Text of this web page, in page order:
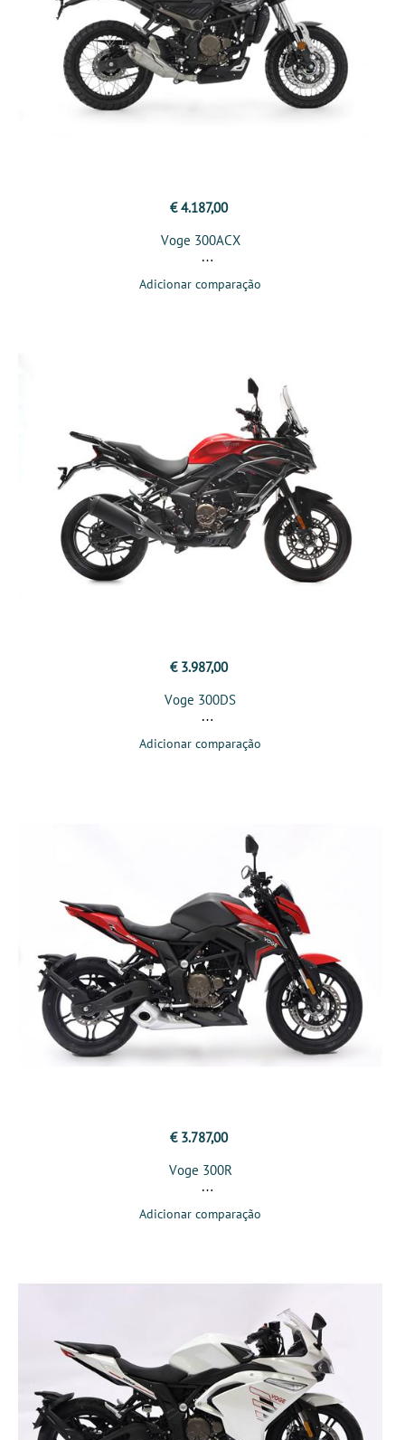
€ 4.187,00
Voge 300ACX
Adicionar comparação
€ 3.987,00
Voge 300DS
Adicionar comparação
€ 3.787,00
Voge 300R
Adicionar comparação